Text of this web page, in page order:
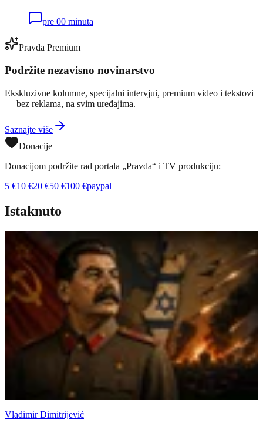
pre 00 minuta
Pravda Premium
Podržite nezavisno novinarstvo
Ekskluzivne kolumne, specijalni intervjui, premium video i tekstovi
— bez reklama, na svim uređajima.
Saznajte više
Donacije
Donacijom podržite rad portala „Pravda“ i TV produkciju:
5 €10 €20 €50 €100 €paypal
Istaknuto
Vladimir Dimitrijević